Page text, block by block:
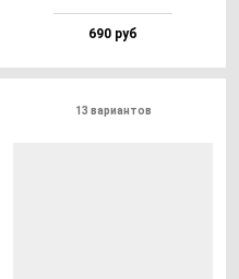
690 руб
13 вариантов